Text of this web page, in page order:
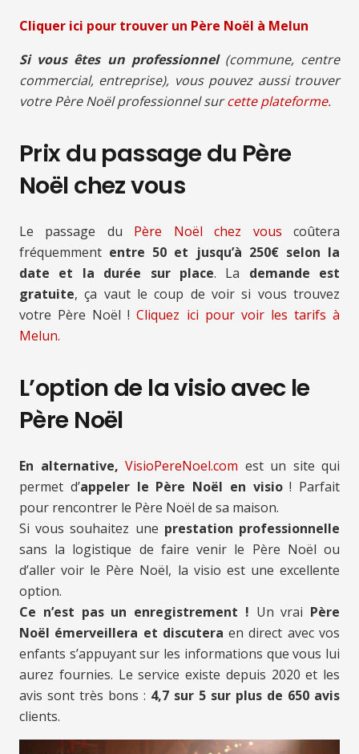
Cliquer ici pour trouver un Père Noël à Melun
Si vous êtes un professionnel(commune, centre
commercial, entreprise), vous pouvez aussi trouver
votre Père Noël professionnel surcette plateforme.
Prix du passage du Père
Noël chez vous
Le passage du Père Noël chez vous coûtera
fréquemment entre 50 et jusqu’à 250€ selon la
date et la durée sur place. La demande est
gratuite, ça vaut le coup de voir si vous trouvez
votre Père Noël !Cliquez ici pour voir les tarifs à
Melun.
L’option de la visio avec le
Père Noël
En alternative, VisioPereNoel.com est un site qui
permet d’appeler le Père Noël en visio! Parfait
pour rencontrer le Père Noël de sa maison.
Si vous souhaitez une prestation professionnelle
sans la logistique de faire venir le Père Noël ou
d’aller voir le Père Noël, la visio est une excellente
option.
Ce n’est pas un enregistrement ! Un vrai Père
Noël émerveillera et discutera en direct avec vos
enfants s’appuyant sur les informations que vous lui
aurez fournies. Le service existe depuis 2020 et les
avis sont très bons : 4,7 sur 5 sur plus de 650 avis
clients.